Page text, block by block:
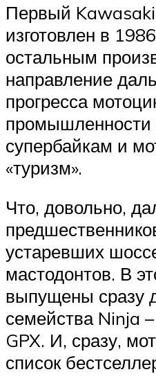
Первый
изготовлен в
остальным
направление
прогресса
супербайкам и
«туризм».
Что, довольно,
устаревших
мастодонтов. В
выпущены сразу
семейства Ninja
GPX. И, сразу,
список